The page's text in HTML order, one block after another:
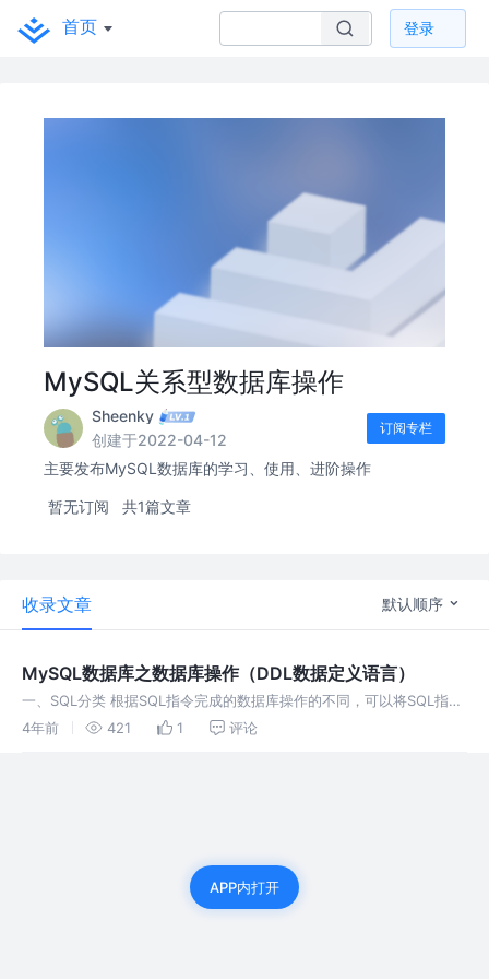
首页 登录
MySQL关系型数据库操作
Sheenky
创建于2022-04-12
订阅专栏
主要发布MySQL数据库的学习、使用、进阶操作
暂无订阅 共1篇文章
收录文章 默认顺序
MySQL数据库之数据库操作（DDL数据定义语言）
一、SQL分类 根据SQL指令完成的数据库操作的不同，可以将SQL指令
分为四类： （1）DDL（Data Definition Language，数据定义语⾔）
4年前 421 1 评论
APP内打开